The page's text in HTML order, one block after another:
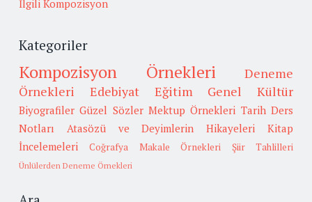
İlgili Kompozisyon
Kategoriler
Kompozisyon Örnekleri
Deneme
Örnekleri
Edebiyat Eğitim Genel Kültür
Biyografiler Güzel Sözler Mektup Örnekleri Tarih Ders
Notları
Atasözü ve Deyimlerin Hikayeleri
Kitap
İncelemeleri
Coğrafya Makale Örnekleri Şiir Tahlilleri
Ünlülerden Deneme Örnekleri